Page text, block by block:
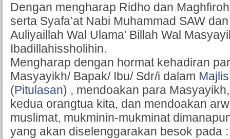
Dengan mengharap Ridho dan
serta Syafa’at Nabi Muhammad SAW
Auliyaillah Wal Ulama’ Billah Wal
Ibadillahissholihin.
Mengharap dengan hormat kehadiran
Masyayikh/ Bapak/ Ibu/ Sdr/i dalam
(Pitulasan) , mendoakan para
kedua orangtua kita, dan mendoakan
muslimat, mukminin-mukminat
yang akan diselenggarakan besok pada :